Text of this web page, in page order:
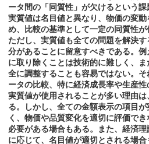
ータ間の「同質性」が欠けるという課
実質値は名目値と異なり、物価の変
め、比較の基準として一定の同質性が
ただし、実質値も全ての問題を解決
分があることに留意すべきである。
に取り除くことは技術的に難しく、
全に調整することも容易ではない。
ータの比較、特に経済成長率や生産
実質値が使用されることが多い理由
る。しかし、全ての金額表示の項目
く、物価や品質変化を適切に評価で
必要がある場合もある。また、経済
に応じて、名目値が適切とされる場